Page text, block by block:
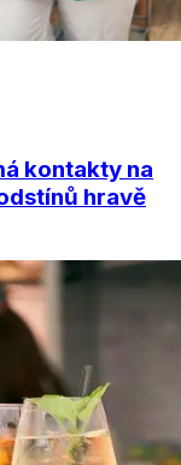
kontakty na
hravě